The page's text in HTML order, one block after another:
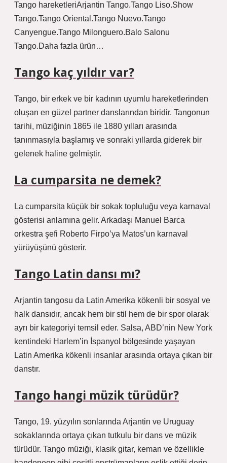
Tango hareketleriArjantin Tango.Tango Liso.Show
Tango.Tango Oriental.Tango Nuevo.Tango
Canyengue.Tango Milonguero.Balo Salonu
Tango.Daha fazla ürün…
Tango kaç yıldır var?
Tango, bir erkek ve bir kadının uyumlu hareketlerinden
oluşan en güzel partner danslarından biridir. Tangonun
tarihi, müziğinin 1865 ile 1880 yılları arasında
tanınmasıyla başlamış ve sonraki yıllarda giderek bir
gelenek haline gelmiştir.
La cumparsita ne demek?
La cumparsita küçük bir sokak topluluğu veya karnaval
gösterisi anlamına gelir. Arkadaşı Manuel Barca
orkestra şefi Roberto Firpo’ya Matos’un karnaval
yürüyüşünü gösterir.
Tango Latin dansı mı?
Arjantin tangosu da Latin Amerika kökenli bir sosyal ve
halk dansıdır, ancak hem bir stil hem de bir spor olarak
ayrı bir kategoriyi temsil eder. Salsa, ABD’nin New York
kentindeki Harlem’in İspanyol bölgesinde yaşayan
Latin Amerika kökenli insanlar arasında ortaya çıkan bir
danstır.
Tango hangi müzik türüdür?
Tango, 19. yüzyılın sonlarında Arjantin ve Uruguay
sokaklarında ortaya çıkan tutkulu bir dans ve müzik
türüdür. Tango müziği, klasik gitar, keman ve özellikle